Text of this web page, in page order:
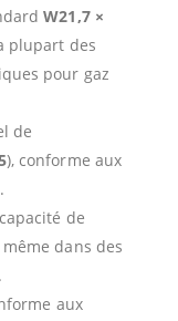
W21,7 ×
plupart des
pour gaz
de
), conforme aux
de
dans des
aux